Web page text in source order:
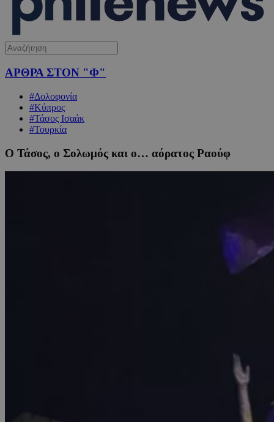
ΑΡΘΡΑ ΣΤΟΝ "Φ"
#Δολοφονία
#Κύπρος
#Τάσος Ισαάκ
#Τουρκία
Ο Τάσος, ο Σολωμός και ο… αόρατος Ραούφ